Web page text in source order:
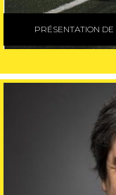
PRÉSENTATION